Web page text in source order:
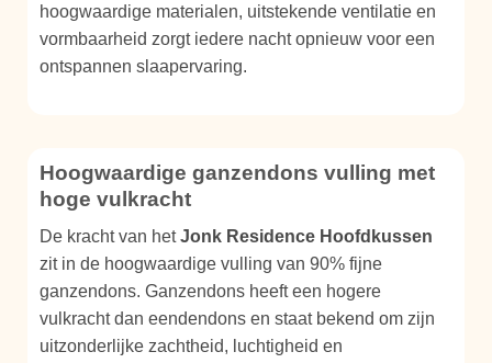
hoogwaardige materialen, uitstekende ventilatie en
vormbaarheid zorgt iedere nacht opnieuw voor een
ontspannen slaapervaring.
Hoogwaardige ganzendons vulling met
hoge vulkracht
De kracht van hetJonk Residence Hoofdkussen
zit in de hoogwaardige vulling van 90% fijne
ganzendons. Ganzendons heeft een hogere
vulkracht dan eendendons en staat bekend om zijn
uitzonderlijke zachtheid, luchtigheid en